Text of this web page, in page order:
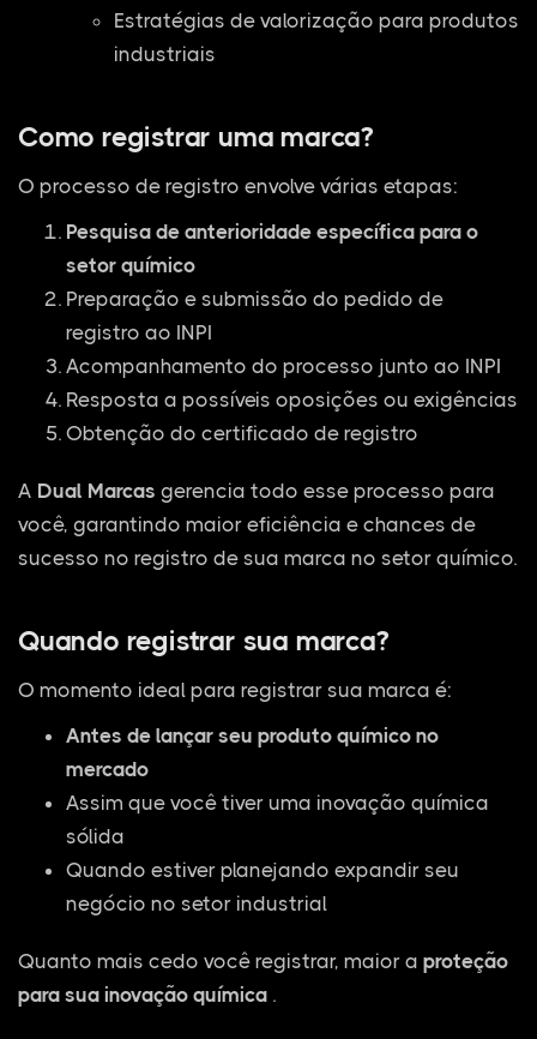
Estratégias de valorização para produtos
industriais
Como registrar uma marca?
O processo de registro envolve várias etapas:
Pesquisa de anterioridade específica para o
setor químico
Preparação e submissão do pedido de
registro ao INPI
Acompanhamento do processo junto ao INPI
Resposta a possíveis oposições ou exigências
Obtenção do certificado de registro
A Dual Marcas gerencia todo esse processo para
você, garantindo maior eficiência e chances de
sucesso no registro de sua marca no setor químico.
Quando registrar sua marca?
O momento ideal para registrar sua marca é:
Antes de lançar seu produto químico no
mercado
Assim que você tiver uma inovação química
sólida
Quando estiver planejando expandir seu
negócio no setor industrial
Quanto mais cedo você registrar, maior a proteção
para sua inovação química .